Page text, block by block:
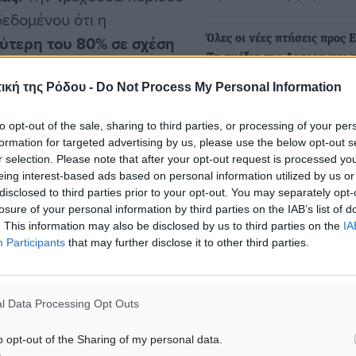
της Ρόδου - Do Not Process My Personal Information
opt-out of the sale, sharing to third parties, or processing of your
for targeted advertising by us, please use the below opt-out
selection. Please note that after your opt-out request is processed
interest-based ads based on personal information utilized by us
to third parties prior to your opt-out. You may separately
of your personal information by third parties on the IAB’s list of
This information may also be disclosed by us to third parties on the
Participants that may further disclose it to other third parties.
Data Processing Opt Outs
opt-out of the Sharing of my personal data.
ότι η
του 80% σε σχέση
συνεχιστεί εξαιτίας
σε ισχύ σε όλο
ότι
ευρώ στο εννεάμηνο
κατά το δεύτερο
αύξηση μετοχικού
προστεθούν στο
συμφωνήσει η
πλαίσιο του Ταμείου
Όλες οι νέες πτήσεις προς
Τα σχέδια της Aegean και
αριθμός των νέων
την Ελλάδα.…
«Γαλάζια» Ελλάδα το 2027
γκάζι στις μεταρρυθμίσεις
πολιτικό στοίχημα
το σχέδιο για την…
Μητσοτάκη κινήθηκε με
πολιτικό αποτύπωμα…